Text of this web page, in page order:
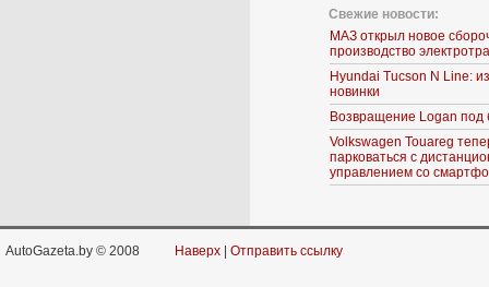
Свежие новости:
МАЗ открыл новое
производство
Hyundai Tucson N Line:
новинки
Возвращение Logan под
Volkswagen Touareg
парковаться с
управлением со
AutoGazeta.by © 2008 Наверх Отправить ссылку